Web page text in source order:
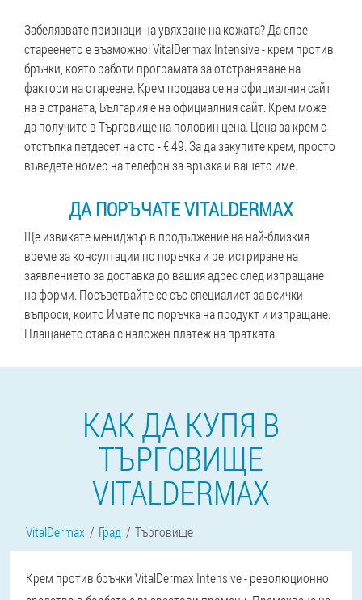
Забелязвате признаци на увяхване на кожата? Да спре
стареенето е възможно! VitalDermax Intensive - крем против
бръчки, която работи програмата за отстраняване на
фактори на стареене. Крем продава се на официалния сайт
на в страната, България е на официалния сайт. Крем може
да получите в Търговище на половин цена. Цена за крем с
отстъпка петдесет на сто - € 49. За да закупите крем, просто
въведете номер на телефон за връзка и вашето име.
ДА ПОРЪЧАТЕ VITALDERMAX
Ще извикате мениджър в продължение на най-близкия
време за консултации по поръчка и регистриране на
заявлението за доставка до вашия адрес след изпращане
на форми. Посъветвайте се със специалист за всички
въпроси, които Имате по поръчка на продукт и изпращане.
Плащането става с наложен платеж на пратката.
КАК ДА КУПЯ В
ТЪРГОВИЩЕ
VITALDERMAX
VitalDermax Град Търговище
Крем против бръчки VitalDermax Intensive - революционно